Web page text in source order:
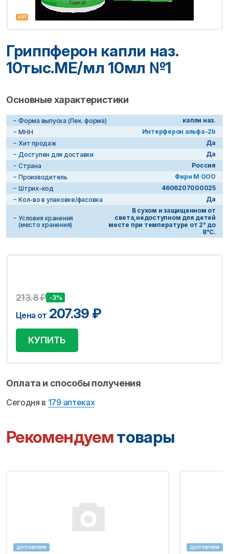
хит
Гриппферон капли наз.
10тыс.МЕ/мл 10мл №1
Основные характеристики
Форма выпуска (Лек. форма)
капли наз.
МНН
Интерферон альфа-2b
Хит продаж
Да
Доступен для доставки
Да
Страна
Россия
Производитель
Фирн М ООО
Штрих-код
4606207000025
Кол-во в упаковке/фасовка
Да
Условия хранения
(место хранения)
В сухом и защищенном от
света,недоступном для детей
месте при температуре от 2° до
8°C.
213.8₽ -3%
Цена от 207.39 ₽
КУПИТЬ
Оплата и способы получения
Сегодня в 179 аптеках
Рекомендуемтовары
доставляем доставляем